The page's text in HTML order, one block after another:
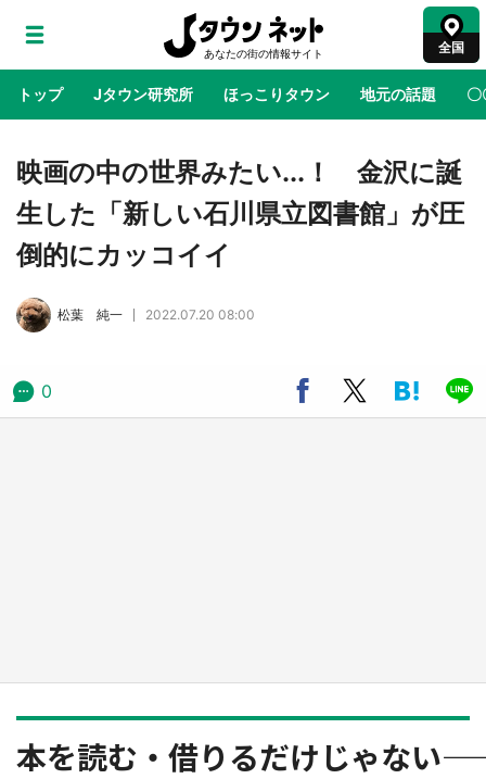
全国
トップ Jタウン研究所 ほっこりタウン 地元の話題 〇
地域×二次元 絶景 あの時はありがとう 物語がはじ
ラプラス・ダークネスが栃木県を征服！？ 県
公式プロモ動画で「聖地」が生産されてます
の「猫猫像」も【8／1～10／26】
映画の中の世界みたい...！ 金沢に誕
生した「新しい石川県立図書館」が圧
倒的にカッコイイ
松葉 純一 2022.07.20 08:00
0
本を読む・借りるだけじゃない――